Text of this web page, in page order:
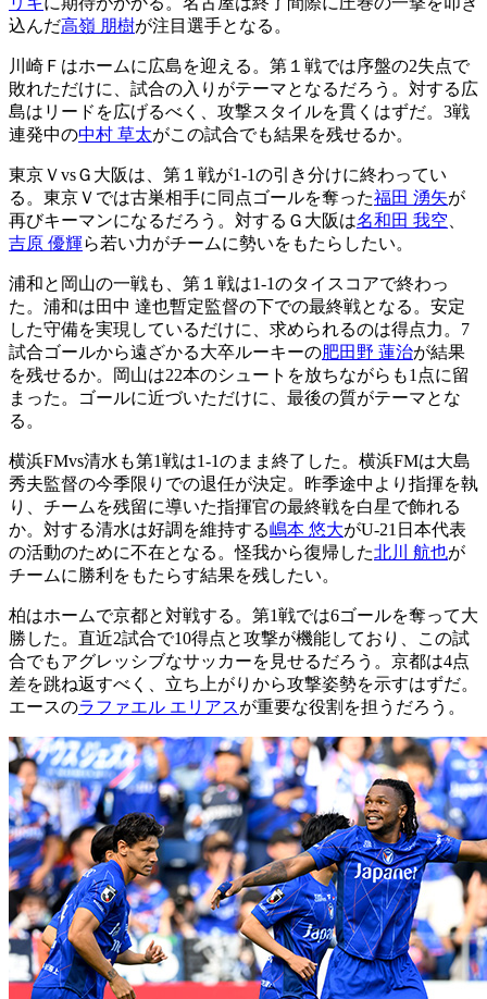
込んだ高嶺 朋樹が注目選手となる。
川崎Ｆはホームに広島を迎える。第１戦では序盤の2失点で
敗れただけに、試合の入りがテーマとなるだろう。対する広
島はリードを広げるべく、攻撃スタイルを貫くはずだ。3戦
連発中の中村 草太がこの試合でも結果を残せるか。
東京ＶvsＧ大阪は、第１戦が1-1の引き分けに終わってい
る。東京Ｖでは古巣相手に同点ゴールを奪った福田 湧矢が
再びキーマンになるだろう。対するＧ大阪は名和田 我空
吉原 優輝ら若い力がチームに勢いをもたらしたい。
浦和と岡山の一戦も、第１戦は1-1のタイスコアで終わっ
た。浦和は田中 達也暫定監督の下での最終戦となる。安定
した守備を実現しているだけに、求められるのは得点力。7
試合ゴールから遠ざかる大卒ルーキーの肥田野 蓮治が結果
を残せるか。岡山は22本のシュートを放ちながらも1点に留
まった。ゴールに近づいただけに、最後の質がテーマとな
る。
横浜FMvs清水も第1戦は1-1のまま終了した。横浜FMは大島
秀夫監督の今季限りでの退任が決定。昨季途中より指揮を執
り、チームを残留に導いた指揮官の最終戦を白星で飾れる
か。対する清水は好調を維持する嶋本 悠大がU-21日本代表
の活動のために不在となる。怪我から復帰した北川 航也が
チームに勝利をもたらす結果を残したい。
柏はホームで京都と対戦する。第1戦では6ゴールを奪って大
勝した。直近2試合で10得点と攻撃が機能しており、この試
合でもアグレッシブなサッカーを見せるだろう。京都は4点
差を跳ね返すべく、立ち上がりから攻撃姿勢を示すはずだ。
エースのラファエル エリアスが重要な役割を担うだろう。